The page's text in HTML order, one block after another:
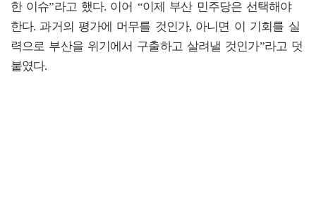
한 이슈”라고 했다. 이어 “이제 부산 민주당은 선택해야
한다. 과거의 평가에 머무를 것인가, 아니면 이 기회를 실
력으로 부산을 위기에서 구출하고 살려낼 것인가”라고 덧
붙였다.